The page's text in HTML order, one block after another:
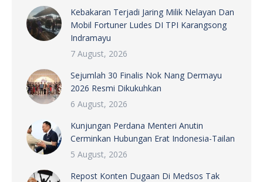
Kebakaran Terjadi Jaring Milik Nelayan Dan
Mobil Fortuner Ludes DI TPI Karangsong
Indramayu
7 August, 2026
Sejumlah 30 Finalis Nok Nang Dermayu
2026 Resmi Dikukuhkan
6 August, 2026
Kunjungan Perdana Menteri Anutin
Cerminkan Hubungan Erat Indonesia-Tailan
5 August, 2026
Repost Konten Dugaan Di Medsos Tak